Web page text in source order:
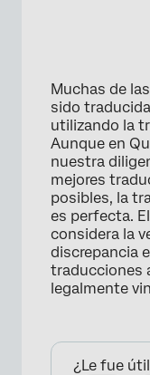
Muchas de
sido
utilizando la
Aunque en
nuestra
mejores
posibles, la
es perfecta.
considera la
discrepancia
traducciones
legalmente
¿Le fue